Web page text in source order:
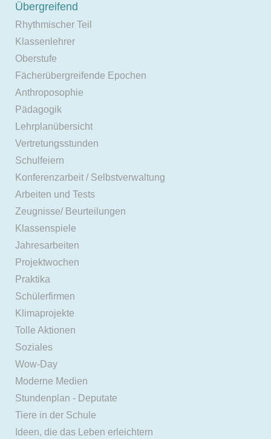
Übergreifend
Rhythmischer Teil
Klassenlehrer
Oberstufe
Fächerübergreifende Epochen
Anthroposophie
Pädagogik
Lehrplanübersicht
Vertretungsstunden
Schulfeiern
Konferenzarbeit / Selbstverwaltung
Arbeiten und Tests
Zeugnisse/ Beurteilungen
Klassenspiele
Jahresarbeiten
Projektwochen
Praktika
Schülerfirmen
Klimaprojekte
Tolle Aktionen
Soziales
Wow-Day
Moderne Medien
Stundenplan - Deputate
Tiere in der Schule
Ideen, die das Leben erleichtern